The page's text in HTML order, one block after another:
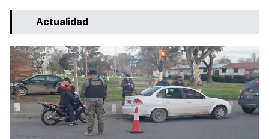
Actualidad